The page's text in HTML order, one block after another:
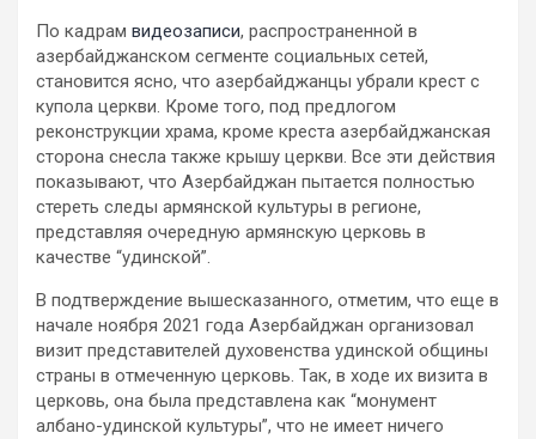
По кадрам видеозаписи, распространенной в
азербайджанском сегменте социальных сетей,
становится ясно, что азербайджанцы убрали крест с
купола церкви. Кроме того, под предлогом
реконструкции храма, кроме креста азербайджанская
сторона снесла также крышу церкви. Все эти действия
показывают, что Азербайджан пытается полностью
стереть следы армянской культуры в регионе,
представляя очередную армянскую церковь в
качестве “удинской”.
В подтверждение вышесказанного, отметим, что еще в
начале ноября 2021 года Азербайджан организовал
визит представителей духовенства удинской общины
страны в отмеченную церковь. Так, в ходе их визита в
церковь, она была представлена как “монумент
албано-удинской культуры”, что не имеет ничего